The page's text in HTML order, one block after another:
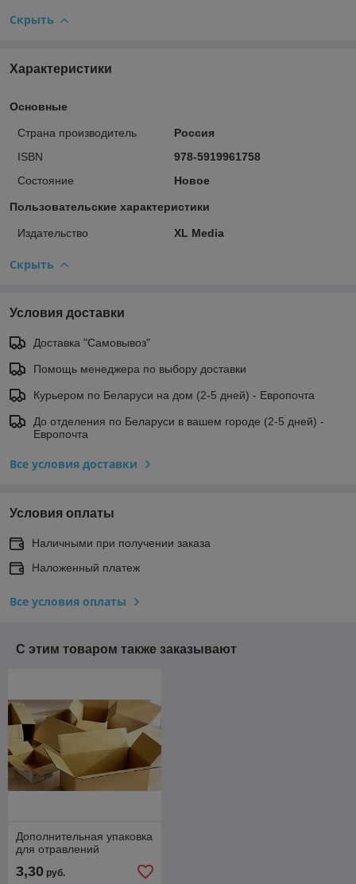
Скрыть
Характеристики
Основные
Страна производитель
Россия
ISBN
978-5919961758
Состояние
Новое
Пользовательские характеристики
Издательство XL Media
Скрыть
Условия доставки
Доставка "Самовывоз"
Помощь менеджера по выбору доставки
Курьером по Беларуси на дом (2-5 дней) - Европочта
До отделения по Беларуси в вашем городе (2-5 дней) -
Европочта
Все условия доставки
Условия оплаты
Наличными при получении заказа
Наложенный платеж
Все условия оплаты
С этим товаром также заказывают
Дополнительная упаковка
для отравлений
3,30 руб.